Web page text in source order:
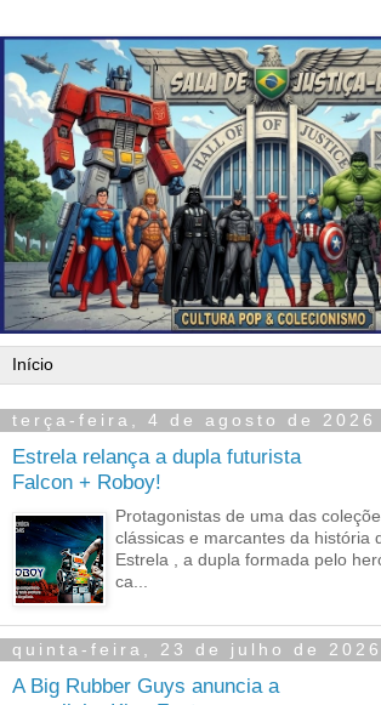
terça-feira, 4 de agosto de 2026
Estrela relança a dupla futurista
Falcon + Roboy!
Protagonistas de uma das
clássicas e marcantes da história
Estrela , a dupla formada pelo
ca...
quinta-feira, 23 de julho de 2026
A Big Rubber Guys anuncia a